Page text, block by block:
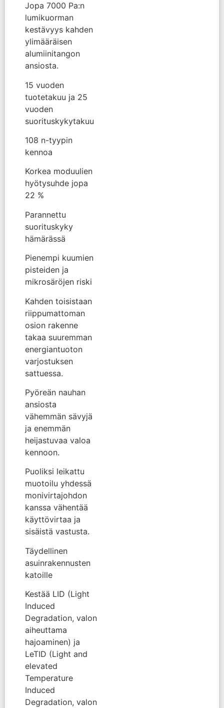
Jopa 7000 Pa:n
lumikuorman
kestävyys kahden
ylimääräisen
alumiinitangon
ansiosta.
15 vuoden
tuotetakuu ja 25
vuoden
suorituskykytakuu
108 n-tyypin
kennoa
Korkea moduulien
hyötysuhde jopa
22 %
Parannettu
suorituskyky
hämärässä
Pienempi kuumien
pisteiden ja
mikrosäröjen riski
Kahden toisistaan
riippumattoman
osion rakenne
takaa suuremman
energiantuoton
varjostuksen
sattuessa.
Pyöreän nauhan
ansiosta
vähemmän sävyjä
ja enemmän
heijastuvaa valoa
kennoon.
Puoliksi leikattu
muotoilu yhdessä
monivirtajohdon
kanssa vähentää
käyttövirtaa ja
sisäistä vastusta.
Täydellinen
asuinrakennusten
katoille
Kestää LID (Light
Induced
Degradation, valon
aiheuttama
hajoaminen) ja
LeTID (Light and
elevated
Temperature
Induced
Degradation, valon